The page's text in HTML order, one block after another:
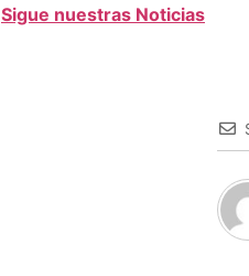
Sigue nuestras Noticias